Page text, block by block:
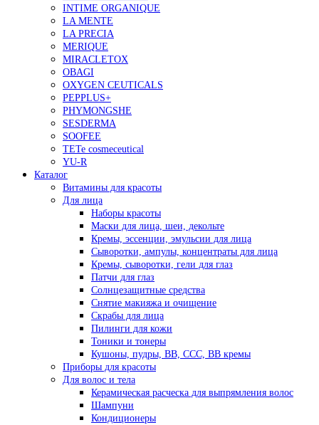
INTIME ORGANIQUE
LA MENTE
LA PRECIA
MERIQUE
MIRACLETOX
OBAGI
OXYGEN CEUTICALS
PEPPLUS+
PHYMONGSHE
SESDERMA
SOOFEE
TETe cosmeceutical
YU-R
Каталог
Витамины для красоты
Для лица
Наборы красоты
Маски для лица, шеи, декольте
Кремы, эссенции, эмульсии для лица
Сыворотки, ампулы, концентраты для лица
Кремы, сыворотки, гели для глаз
Патчи для глаз
Солнцезащитные средства
Снятие макияжа и очищение
Скрабы для лица
Пилинги для кожи
Тоники и тонеры
Кушоны, пудры, ВВ, ССС, ВВ кремы
Приборы для красоты
Для волос и тела
Керамическая расческа для выпрямления волос
Шампуни
Кондиционеры